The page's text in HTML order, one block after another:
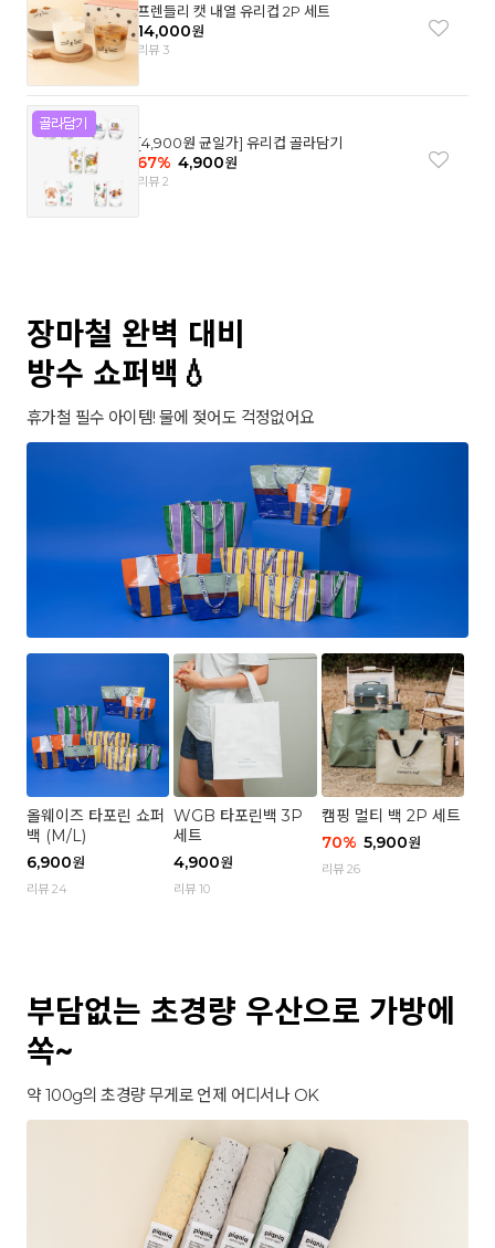
프렌들리 캣 내열 유리컵 2P 세트
14,000원
리뷰 3
[4,900원 균일가] 유리컵 골라담기
67% 4,900원
리뷰 2
장마철 완벽 대비
방수 쇼퍼백💧
휴가철 필수 아이템! 물에 젖어도 걱정없어요
올웨이즈 타포린 쇼퍼
백 (M/L)
6,900원
리뷰 24
WGB 타포린백 3P
세트
4,900원
리뷰 10
캠핑 멀티 백 2P 세트
70% 5,900원
리뷰 26
부담없는 초경량 우산으로 가방에
쏙~
약 100g의 초경량 무게로 언제 어디서나 OK